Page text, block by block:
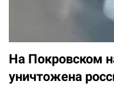
На Покровском
уничтожена